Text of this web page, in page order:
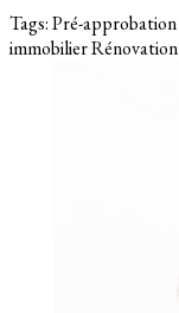
Tags:Pré-approbation
immobilierRénovation